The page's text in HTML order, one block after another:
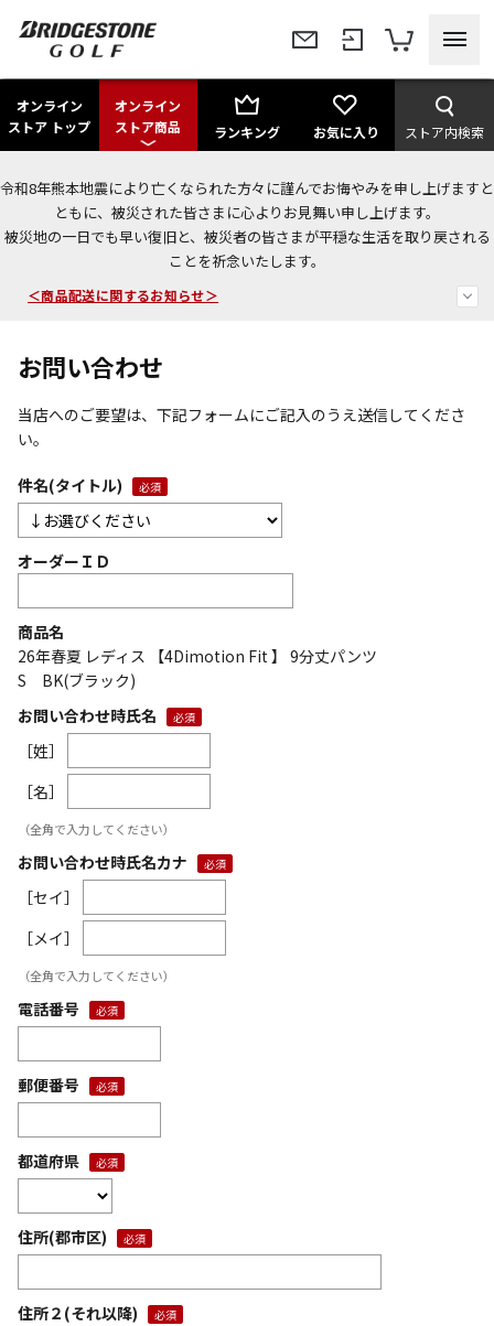
オンライン
ストア トップ
オンライン
ストア商品
ランキング お気に入り ストア内検索
令和8年熊本地震により亡くなられた方々に謹んでお悔やみを申し上げますと
ともに、被災された皆さまに心よりお見舞い申し上げます。
被災地の一日でも早い復旧と、被災者の皆さまが平穏な生活を取り戻される
ことを祈念いたします。
＜夏季休暇中のご注文・発送・お問い合わせ＞
今なら新規会員登録で1,000円OFFクーポンプレゼント！
＜商品配送に関するお知らせ＞
お問い合わせ
当店へのご要望は、下記フォームにご記入のうえ送信してくださ
い。
件名(タイトル)
オーダーＩＤ
商品名
26年春夏 レディス 【4Dimotion Fit 】 9分丈パンツ
S BK(ブラック)
お問い合わせ時氏名
［姓］
［名］
（全角で入力してください）
お問い合わせ時氏名カナ
［セイ］
［メイ］
（全角で入力してください）
電話番号
郵便番号
都道府県
住所(郡市区)
住所２(それ以降)